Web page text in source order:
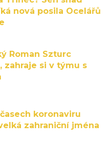
nová posila Ocelářů
Roman Szturc
zahraje si v týmu s
koronaviru
zahraniční jména